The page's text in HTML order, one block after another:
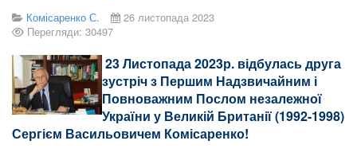
Комісаренко С.
26 листопада 2023
Перегляди: 30497
23 Листопада 2023р. відбулась друга
зустріч з Першим Надзвичайним і
Повноважним Послом незалежної
України у Великій Британії (1992-1998)
Сергієм Васильовичем Комісаренко!